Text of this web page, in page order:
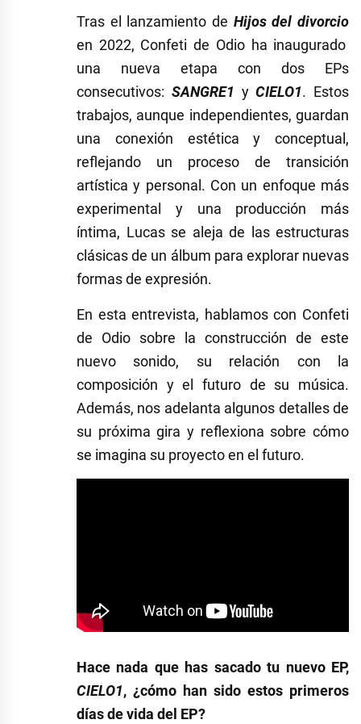
Tras el lanzamiento de Hijos del divorcio
en 2022, Confeti de Odio ha inaugurado
una nueva etapa con dos EPs
consecutivos: SANGRE1 yCIELO1. Estos
trabajos, aunque independientes, guardan
una conexión estética y conceptual,
reflejando un proceso de transición
artística y personal. Con un enfoque más
experimental y una producción más
íntima, Lucas se aleja de las estructuras
clásicas de un álbum para explorar nuevas
formas de expresión.
En esta entrevista, hablamos con Confeti
de Odio sobre la construcción de este
nuevo sonido, su relación con la
composición y el futuro de su música.
Además, nos adelanta algunos detalles de
su próxima gira y reflexiona sobre cómo
se imagina su proyecto en el futuro.
Hace nada que has sacado tu nuevo EP,
CIELO1, ¿cómo han sido estos primeros
días de vida del EP?